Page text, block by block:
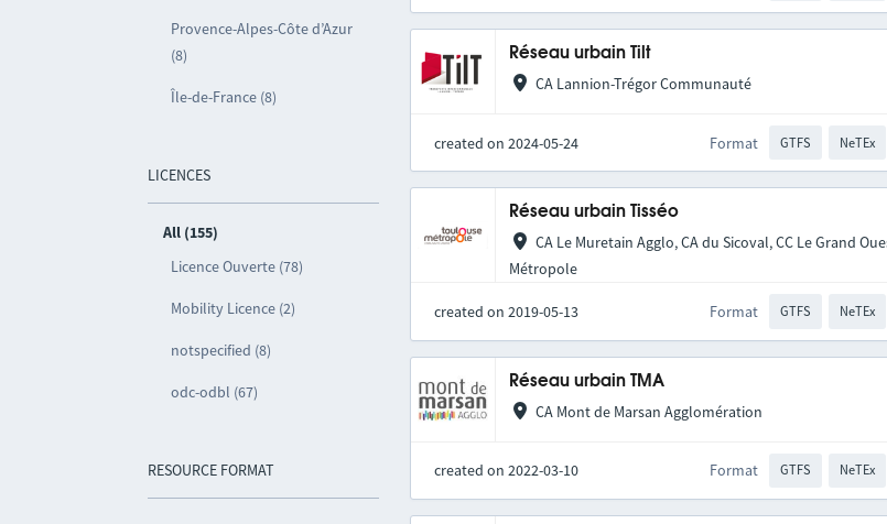
Provence-Alpes-Côte d’Azur
(8)
Île-de-France (8)
LICENCES
All (155)
Licence Ouverte (78)
Mobility Licence (2)
notspecified (8)
odc-odbl (67)
RESOURCE FORMAT
Réseau urbain Tilt
CA Lannion-Trégor Communauté
created on 2024-05-24 Format GTFS NeTEx
Réseau urbain Tisséo
CA Le Muretain Agglo, CA du Sicoval, CC Le Grand
Métropole
created on 2019-05-13 Format GTFS NeTEx
Réseau urbain TMA
CA Mont de Marsan Agglomération
created on 2022-03-10 Format GTFS NeTEx